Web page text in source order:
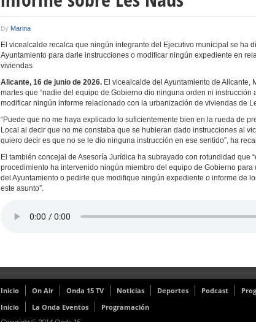
By Marina
El vicealcalde recalca que ningún integrante del Ejecutivo municipal se ha
Ayuntamiento para darle instrucciones o modificar ningún expediente en
viviendas
Alicante, 16 de junio de 2026. El vicealcalde del Ayuntamiento de Alicante,
martes que “nadie del equipo de Gobierno dio ninguna orden ni instrucción
modificar ningún informe relacionado con la urbanización de viviendas de
“Puede que no me haya explicado lo suficientemente bien en la rueda de
Local al decir que no me constaba que se hubieran dado instrucciones al
quiero decir es que no se le dio ninguna instrucción en ese sentido”, ha
El también concejal de Asesoría Jurídica ha subrayado con rotundidad que
procedimiento ha intervenido ningún miembro del equipo de Gobierno
del Ayuntamiento o pedirle que modifique ningún expediente o informe de
este asunto”.
Inicio On Air Onda 15 TV Noticias Deportes Podcast
Inicio
La Onda Eventos Programación